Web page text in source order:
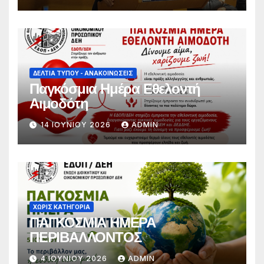
συνθήματα, να συμμετέχει στο
διάλογο για την προάσπιση των
εργασιακών δικαιωμάτων»
ΔΕΛΤΊΑ ΤΎΠΟΥ - ΑΝΑΚΟΙΝΏΣΕΙΣ
Παγκόσμια Ημέρα Εθελοντή
Αιμοδότη
14 ΙΟΥΝΊΟΥ 2026 ADMIN
ΧΩΡΊΣ ΚΑΤΗΓΟΡΊΑ
ΠΑΓΚΟΣΜΙΑ ΗΜΕΡΑ
ΠΕΡΙΒΑΛΛΟΝΤΟΣ
4 ΙΟΥΝΊΟΥ 2026 ADMIN